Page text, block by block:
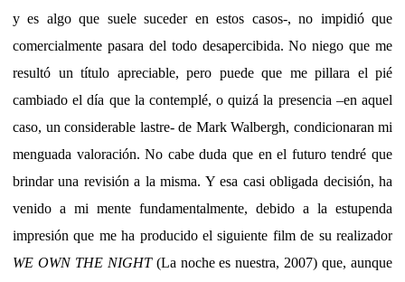
y es algo que suele suceder en estos casos-, no impidió que
comercialmente pasara del todo desapercibida. No niego que me
resultó un título apreciable, pero puede que me pillara el pié
cambiado el día que la contemplé, o quizá la presencia –en aquel
caso, un considerable lastre- de Mark Walbergh, condicionaran mi
menguada valoración. No cabe duda que en el futuro tendré que
brindar una revisión a la misma. Y esa casi obligada decisión, ha
venido a mi mente fundamentalmente, debido a la estupenda
impresión que me ha producido el siguiente film de su realizador
WE OWN THE NIGHT(La noche es nuestra, 2007) que, aunque